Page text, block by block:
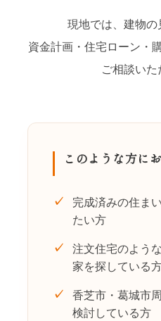
現地では、建物の
資金計画・住宅ローン・
ご相談いた
このような方に
✓
完成済みの住ま
たい方
✓ 注文住宅のよう
家を探している
✓ 香芝市・葛城市
検討している方